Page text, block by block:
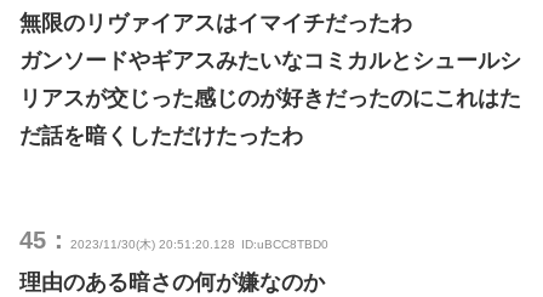
無限のリヴァイアスはイマイチだったわ
ガンソードやギアスみたいなコミカルとシュールシ
リアスが交じった感じのが好きだったのにこれはた
だ話を暗くしただけたったわ
45： 2023/11/30(木) 20:51:20.128 ID:uBCC8TBD0
理由のある暗さの何が嫌なのか